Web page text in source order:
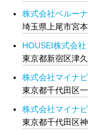
株式会社ベルーナ
埼玉県上尾市宮
HOUSEI株式会社
東京都新宿区津
株式会社マイナビ
東京都千代田区
株式会社マイナ
東京都千代田区